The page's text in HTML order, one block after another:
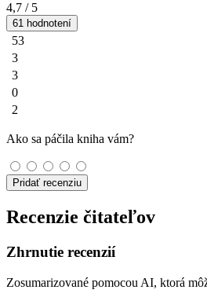
4,7 / 5
61 hodnotení
53
3
3
0
2
Ako sa páčila kniha vám?
Pridať recenziu
Recenzie čitateľov
Zhrnutie recenzií
Zosumarizované pomocou AI, ktorá